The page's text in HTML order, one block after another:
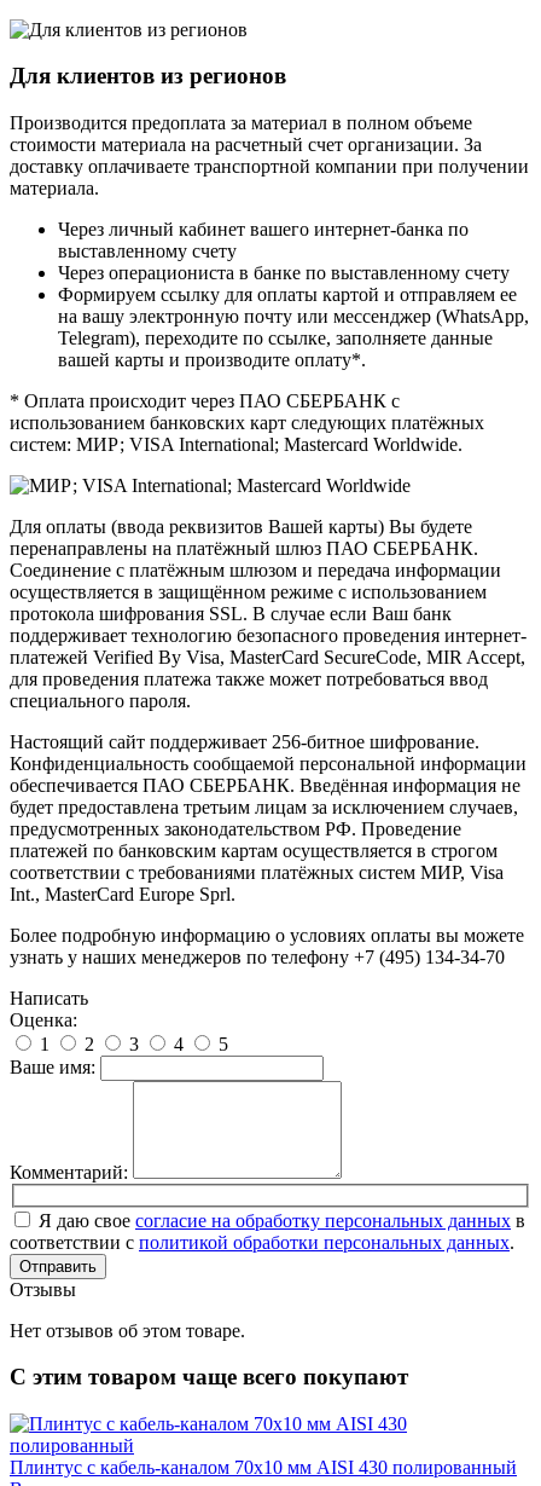
Для клиентов из регионов
Производится предоплата за материал в полном объеме
стоимости материала на расчетный счет организации. За
доставку оплачиваете транспортной компании при получении
материала.
Через личный кабинет вашего интернет-банка по
выставленному счету
Через операциониста в банке по выставленному счету
Формируем ссылку для оплаты картой и отправляем ее
на вашу электронную почту или мессенджер (WhatsApp,
Telegram), переходите по ссылке, заполняете данные
вашей карты и производите оплату*.
* Оплата происходит через ПАО СБЕРБАНК с
использованием банковских карт следующих платёжных
систем: МИР; VISA International; Mastercard Worldwide.
Для оплаты (ввода реквизитов Вашей карты) Вы будете
перенаправлены на платёжный шлюз ПАО СБЕРБАНК.
Соединение с платёжным шлюзом и передача информации
осуществляется в защищённом режиме с использованием
протокола шифрования SSL. В случае если Ваш банк
поддерживает технологию безопасного проведения интернет-
платежей Verified By Visa, MasterCard SecureCode, MIR Accept,
для проведения платежа также может потребоваться ввод
специального пароля.
Настоящий сайт поддерживает 256-битное шифрование.
Конфиденциальность сообщаемой персональной информации
обеспечивается ПАО СБЕРБАНК. Введённая информация не
будет предоставлена третьим лицам за исключением случаев,
предусмотренных законодательством РФ. Проведение
платежей по банковским картам осуществляется в строгом
соответствии с требованиями платёжных систем МИР, Visa
Int., MasterCard Europe Sprl.
Более подробную информацию о условиях оплаты вы можете
узнать у наших менеджеров по телефону +7 (495) 134-34-70
Написать
Оценка:
1
2 3 4
5
Ваше имя:
Комментарий:
Я даю свое согласие на обработку персональных данных в
соответствии с политикой обработки персональных данных.
Отправить
Отзывы
Нет отзывов об этом товаре.
С этим товаром чаще всего покупают
Плинтус с кабель-каналом 70х10 мм AISI 430 полированный